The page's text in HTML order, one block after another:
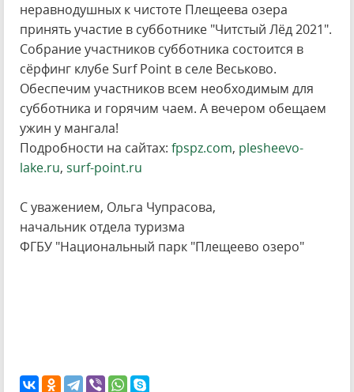
неравнодушных к чистоте Плещеева озера
принять участие в субботнике "Читстый Лёд 2021".
Собрание участников субботника состоится в
сёрфинг клубе Surf Point в селе Веськово.
Обеспечим участников всем необходимым для
субботника и горячим чаем. А вечером обещаем
ужин у мангала!
Подробности на сайтах: fpspz.com, plesheevo-
lake.ru, surf-point.ru
С уважением, Ольга Чупрасова,
начальник отдела туризма
ФГБУ "Национальный парк "Плещеево озеро"